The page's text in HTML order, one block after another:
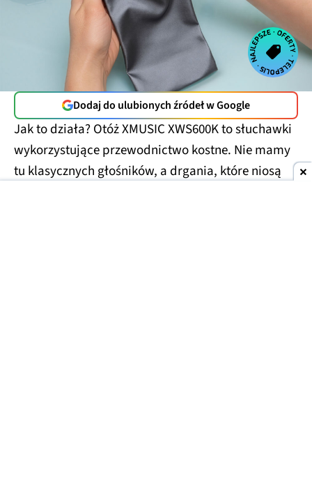
Dodaj do ulubionych źródeł w Google
Jak to działa? Otóż XMUSIC XWS600K to słuchawki
wykorzystujące przewodnictwo kostne. Nie mamy
tu klasycznych głośników, a drgania, które niosą